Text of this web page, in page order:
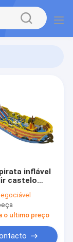
inflável
castelo
o ultimo preço